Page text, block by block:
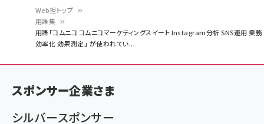
く
ず
Web担トップ
用語集
用語「コムニコ コムニコマーケティングスイート Instagram分析 SNS運用 業務
効率化 効果測定」 が使われてい...
スポンサー企業さま
シルバースポンサー